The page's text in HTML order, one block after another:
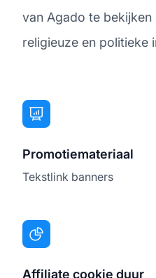
van Agado te
religieuze en politieke
Promotiemateriaal
Tekstlink banners
Affiliate cookie duur